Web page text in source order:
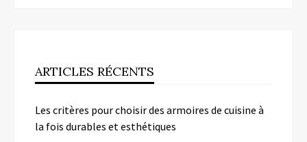
ARTICLES RÉCENTS
Les critères pour choisir des armoires de cuisine à
la fois durables et esthétiques